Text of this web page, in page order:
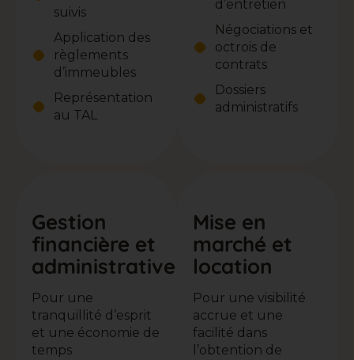
suivis
Application des
règlements
d’immeubles
Représentation
au TAL
d’entretien
Négociations et
octrois de
contrats
Dossiers
administratifs
Gestion
financière et
administrative
Pour une
tranquillité d’esprit
et une économie de
temps
Mise en
marché et
location
Pour une visibilité
accrue et une
facilité dans
l’obtention de